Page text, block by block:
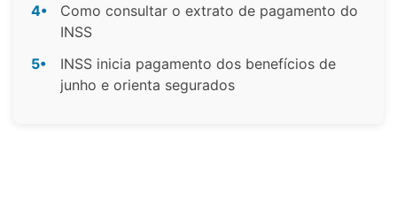
4•
Como consultar o extrato de pagamento do
INSS
5•
INSS inicia pagamento dos benefícios de
junho e orienta segurados